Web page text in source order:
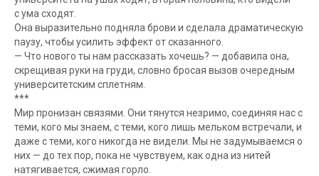
с ума сходят.
Она выразительно подняла брови и сделала драматическую
паузу, чтобы усилить эффект от сказанного.
— Что нового ты нам рассказать хочешь? — добавила она,
скрещивая руки на груди, словно бросая вызов очередным
университетским сплетням.
***
Мир пронизан связями. Они тянутся незримо, соединяя нас с
теми, кого мы знаем, с теми, кого лишь мельком встречали, и
даже с теми, кого никогда не видели. Мы не задумываемся о
них — до тех пор, пока не чувствуем, как одна из нитей
натягивается, сжимая горло.